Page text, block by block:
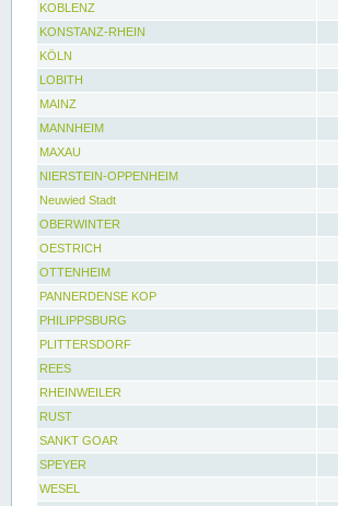
KOBLENZ
KONSTANZ-RHEIN
KÖLN
LOBITH
MAINZ
MANNHEIM
MAXAU
NIERSTEIN-OPPENHEIM
Neuwied Stadt
OBERWINTER
OESTRICH
OTTENHEIM
PANNERDENSE KOP
PHILIPPSBURG
PLITTERSDORF
REES
RHEINWEILER
RUST
SANKT GOAR
SPEYER
WESEL